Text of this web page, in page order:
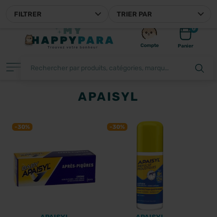
Compte
0
Panier
TRIER PAR
FILTRER
APAISYL
-30% -30%